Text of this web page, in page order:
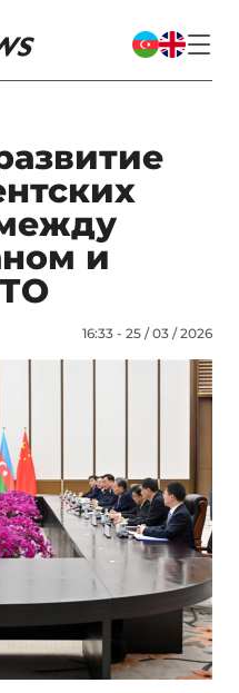
и
16:33 - 25 / 03 / 2026